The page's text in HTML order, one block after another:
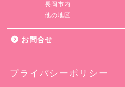
長岡市内
他の地区
お問合せ
プライバシーポリシー